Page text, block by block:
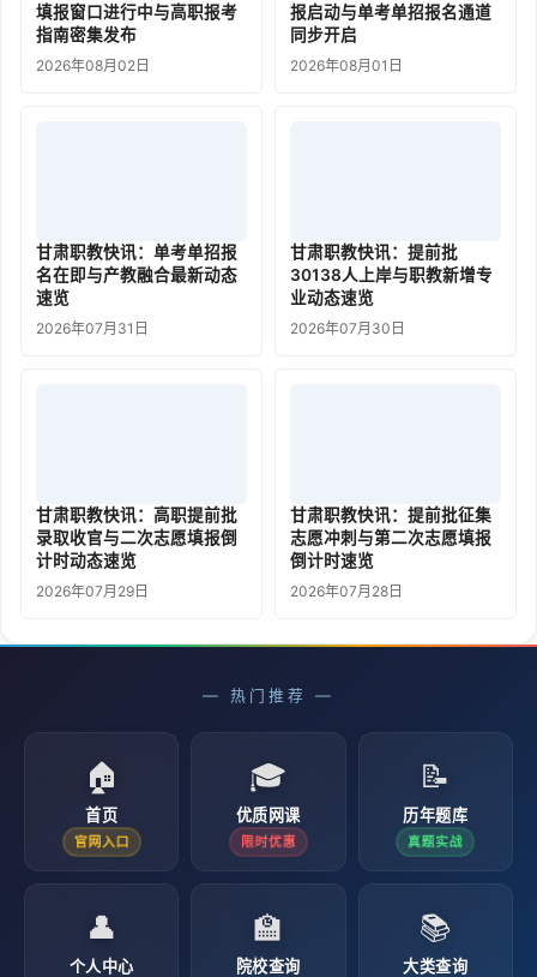
填报窗口进行中与高职报考
指南密集发布
2026年08月02日
报启动与单考单招报名通道
同步开启
2026年08月01日
甘肃职教快讯：单考单招报
名在即与产教融合最新动态
速览
2026年07月31日
甘肃职教快讯：提前批
30138人上岸与职教新增专
业动态速览
2026年07月30日
甘肃职教快讯：高职提前批
录取收官与二次志愿填报倒
计时动态速览
2026年07月29日
甘肃职教快讯：提前批征集
志愿冲刺与第二次志愿填报
倒计时速览
2026年07月28日
— 热门推荐 —
🏠
首页
官网入口
🎓
优质网课
限时优惠
📝
历年题库
真题实战
👤
个人中心
🏫
院校查询
📚
大类查询